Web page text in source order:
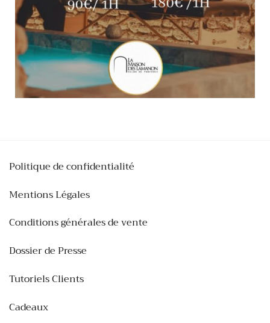
Politique de confidentialité
Mentions Légales
Conditions générales de vente
Dossier de Presse
Tutoriels Clients
Cadeaux